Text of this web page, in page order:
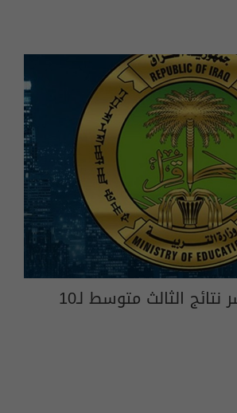
السومرية نيوز تنشر نتائج الثالث متوسط لـ10